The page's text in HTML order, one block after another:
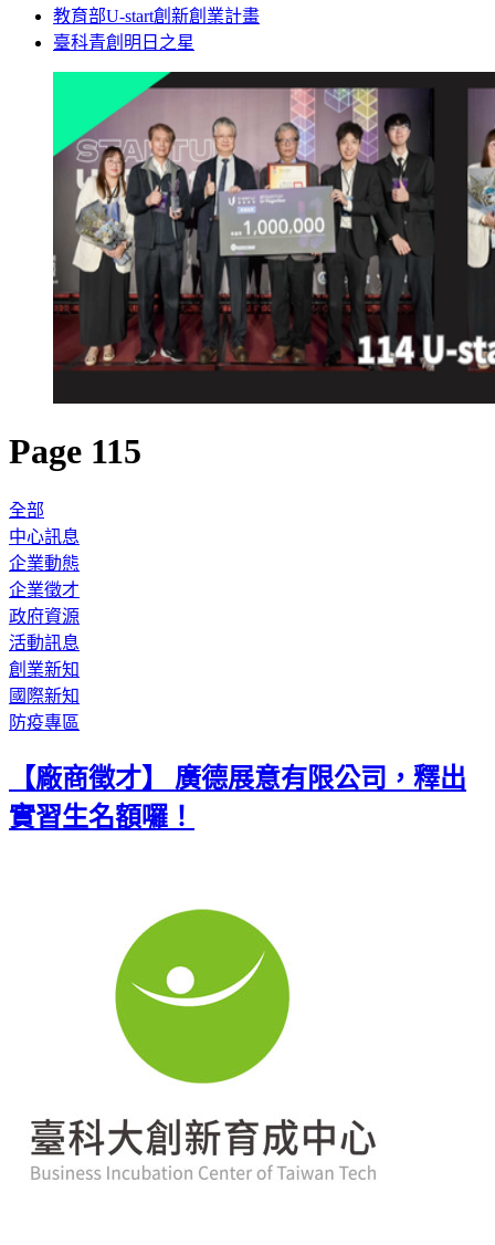
教育部U-start創新創業計畫
臺科青創明日之星
Page 115
全部
中心訊息
企業動態
企業徵才
政府資源
活動訊息
創業新知
國際新知
防疫專區
【廠商徵才】 廣德展意有限公司，釋出
實習生名額囉！